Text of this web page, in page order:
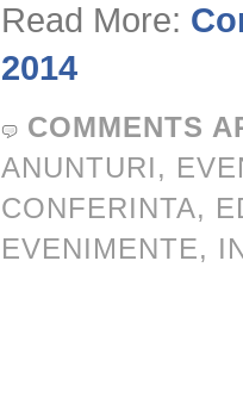
Read More:
2014
COMMENTS
ANUNTURI,
CONFERINTA,
EVENIMENTE,